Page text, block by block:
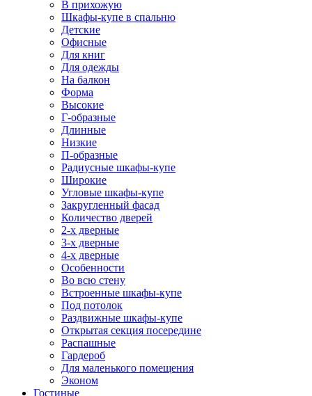
В прихожую
Шкафы-купе в спальню
Детские
Офисные
Для книг
Для одежды
На балкон
Форма
Высокие
Г-образные
Длинные
Низкие
П-образные
Радиусные шкафы-купе
Широкие
Угловые шкафы-купе
Закругленный фасад
Количество дверей
2-х дверные
3-х дверные
4-х дверные
Особенности
Во всю стену
Встроенные шкафы-купе
Под потолок
Раздвижные шкафы-купе
Открытая секция посередине
Распашные
Гардероб
Для маленького помещения
Эконом
Гостиные